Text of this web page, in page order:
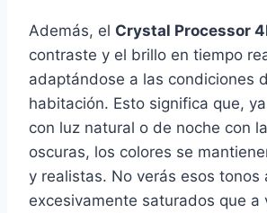
Además, el Crystal Processor
contraste y el brillo en tiempo
adaptándose a las condiciones
habitación. Esto significa que,
con luz natural o de noche con
oscuras, los colores se
y realistas. No verás esos tonos
excesivamente saturados que a